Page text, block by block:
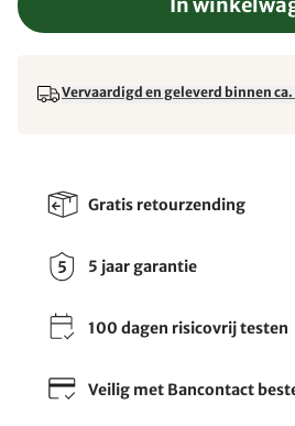
Vervaardigd en geleverd binnen ca.
Gratis retourzending
5 jaar garantie
100 dagen risicovrij testen
Veilig met Bancontact